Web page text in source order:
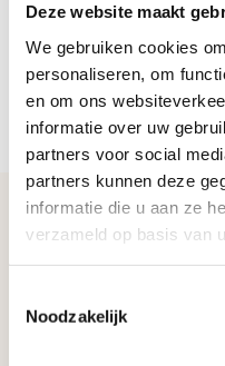
Deze website maakt
We gebruiken cookies
personaliseren, om
en om ons
informatie over uw
partners voor social
partners kunnen deze
informatie die u aan ze
verzameld op basis van
Noodzakelijk
mm ingekort moet worden,
In beide gevallen is het
van de deur te kijken en
technisch én optisch
Terug naar Inmeten &
Handig
Opdekdeuren opmeten
Inmeten en montage